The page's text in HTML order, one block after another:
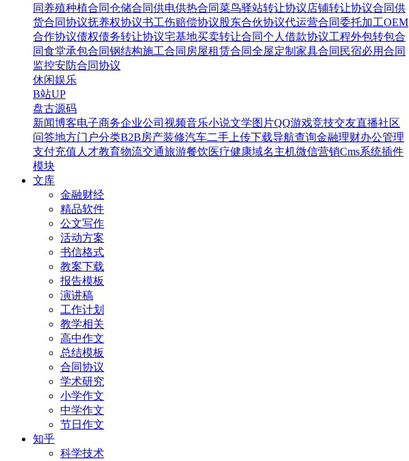
同 养殖种植合同仓储合同供电供热合同菜鸟驿站转让协议店铺转让协议合同供
货合同协议抚养权协议书工伤赔偿协议股东合伙协议代运营合同委托加工OEM
合作协议债权债务转让协议宅基地买卖转让合同个人借款协议工程外包转包合
同食堂承包合同钢结构施工合同 房屋租赁合同全屋定制家具合同 民宿必用合同
监控安防合同协议
休闲娱乐
B站UP
盘古源码
新闻博客电子商务企业公司 视频音乐小说文学图片QQ游戏竞技交友直播社区
问答地方门户分类B2B房产装修汽车二手 上传下载导航查询金融理财办公管理
支付充值 人才教育物流交通旅游餐饮医疗健康域名主机微信营销Cms系统插件
模块
文库
金融财经
精品软件
公文写作
活动方案
书信格式
教案下载
报告模板
演讲稿
工作计划
教学相关
高中作文
总结模板
合同协议
学术研究
小学作文
中学作文
节日作文
知乎
科学技术